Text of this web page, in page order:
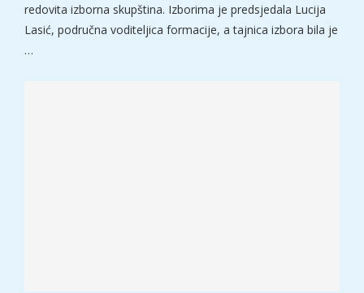
redovita izborna skupština. Izborima je predsjedala Lucija
Lasić, područna voditeljica formacije, a tajnica izbora bila je
…